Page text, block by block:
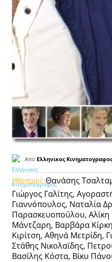
Από Ελληνικος Κινηματογραφος
Ηθοποιοί: Θανάσης
Γιώργος Γαλίτης,
Γιαννόπουλος, Ναταλία
Παρασκευοπούλου,
Μάντζαρη, Βαρβάρα
Κιρίτση, Αθηνά Μετρίδη,
Στάθης Νικολαϊδης,
Βασίλης Κόστα, Βίκυ